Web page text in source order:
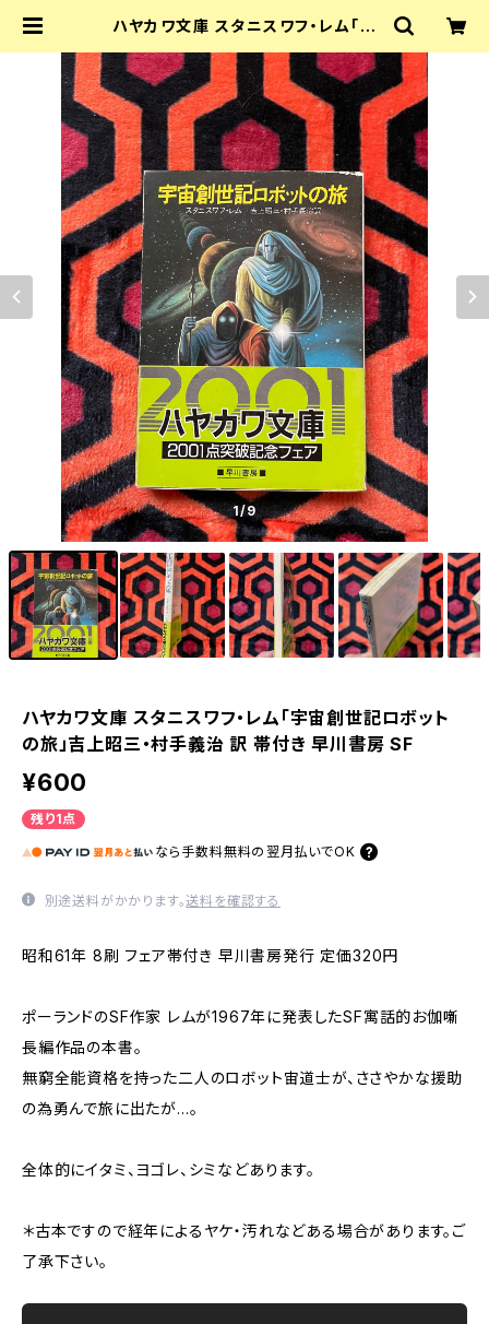
ハヤカワ文庫 スタニスワフ・レム「宇
手義治 訳 帯付き 早川書房 SF | 古書
まずる
1/9
ハヤカワ文庫 スタニスワフ・レム「宇宙創世記ロボット
の旅」吉上昭三・村手義治 訳 帯付き 早川書房 SF
¥600
残り1点
なら 手数料無料の 翌月払いでOK
別途送料がかかります。送料を確認する
昭和61年 8刷 フェア帯付き 早川書房発行 定価320円
ポーランドのSF作家 レムが1967年に発表したSF寓話的お伽噺
長編作品の本書。
無窮全能資格を持った二人のロボット宙道士が、ささやかな援助
の為勇んで旅に出たが…。
全体的にイタミ、ヨゴレ、シミなどあります。
＊古本ですので経年によるヤケ・汚れなどある場合があります。ご
了承下さい。